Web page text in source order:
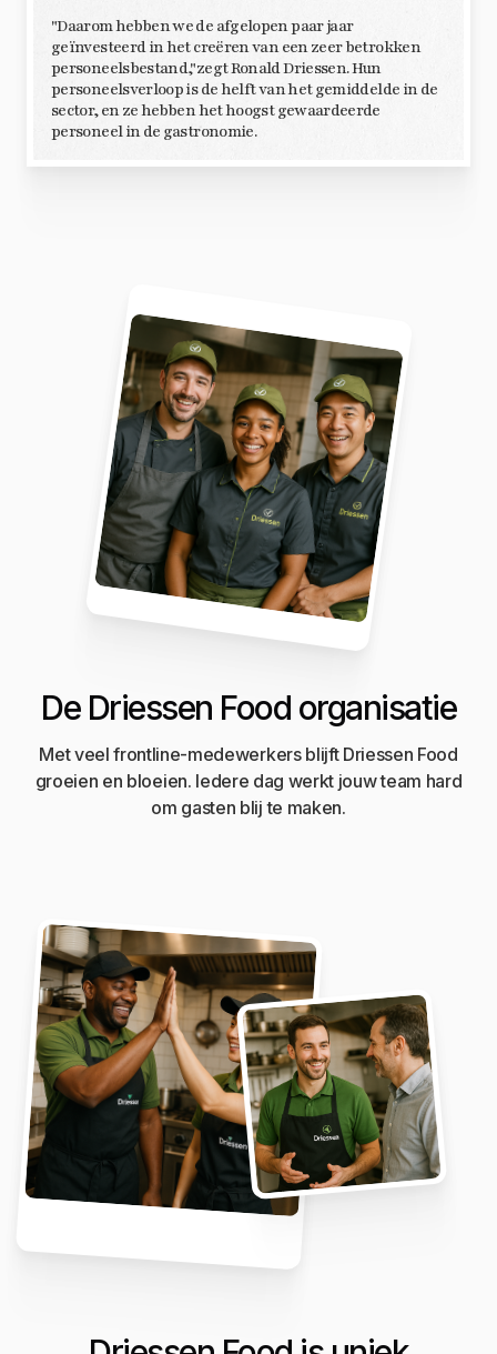
"Daarom hebben we de afgelopen paar jaar
geïnvesteerd in het creëren van een zeer betrokken
personeelsbestand,"zegt Ronald Driessen. Hun
personeelsverloop is de helft van het gemiddelde in de
sector, en ze hebben het hoogst gewaardeerde
personeel in de gastronomie.
De Driessen Food organisatie
Met veel frontline-medewerkers blijft Driessen Food
groeien en bloeien. Iedere dag werkt jouw team hard
om gasten blij te maken.